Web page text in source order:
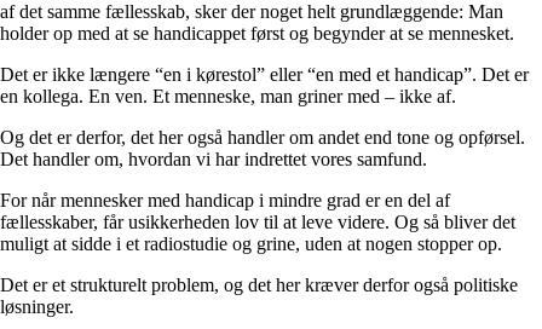
af det samme fællesskab, sker der noget helt grundlæggende: Man
holder op med at se handicappet først og begynder at se mennesket.
Det er ikke længere “en i kørestol” eller “en med et handicap”. Det er
en kollega. En ven. Et menneske, man griner med – ikke af.
Og det er derfor, det her også handler om andet end tone og opførsel.
Det handler om, hvordan vi har indrettet vores samfund.
For når mennesker med handicap i mindre grad er en del af
fællesskaber, får usikkerheden lov til at leve videre. Og så bliver det
muligt at sidde i et radiostudie og grine, uden at nogen stopper op.
Det er et strukturelt problem, og det her kræver derfor også politiske
løsninger.